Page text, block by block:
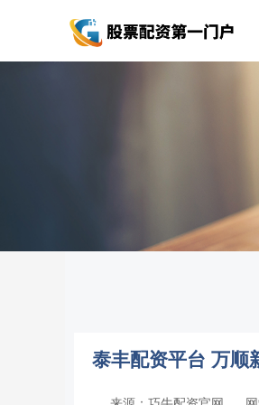
泰丰配资平台 万顺